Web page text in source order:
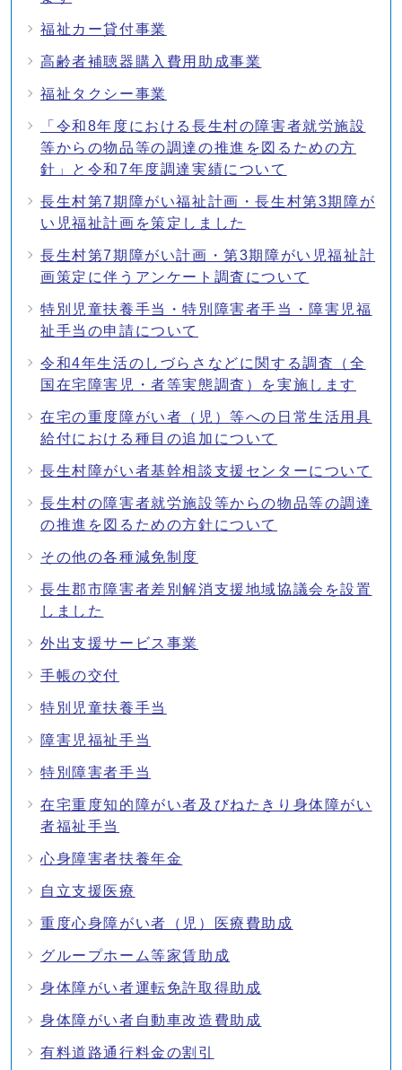
福祉カー貸付事業
高齢者補聴器購入費用助成事業
福祉タクシー事業
「令和8年度における長生村の障害者就労施設
等からの物品等の調達の推進を図るための方
針」と令和7年度調達実績について
長生村第7期障がい福祉計画・長生村第3期障が
い児福祉計画を策定しました
長生村第7期障がい計画・第3期障がい児福祉計
画策定に伴うアンケート調査について
特別児童扶養手当・特別障害者手当・障害児福
祉手当の申請について
令和4年生活のしづらさなどに関する調査（全
国在宅障害児・者等実態調査）を実施します
在宅の重度障がい者（児）等への日常生活用具
給付における種目の追加について
長生村障がい者基幹相談支援センターについて
長生村の障害者就労施設等からの物品等の調達
の推進を図るための方針について
その他の各種減免制度
長生郡市障害者差別解消支援地域協議会を設置
しました
外出支援サービス事業
手帳の交付
特別児童扶養手当
障害児福祉手当
特別障害者手当
在宅重度知的障がい者及びねたきり身体障がい
者福祉手当
心身障害者扶養年金
自立支援医療
重度心身障がい者（児）医療費助成
グループホーム等家賃助成
身体障がい者運転免許取得助成
身体障がい者自動車改造費助成
有料道路通行料金の割引